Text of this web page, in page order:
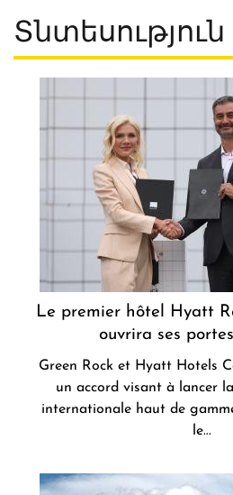
Տնտեսություն
Le premier hôtel Hyatt
ouvrira ses
Green Rock et Hyatt Hotels
un accord visant à lancer
internationale haut de
le...